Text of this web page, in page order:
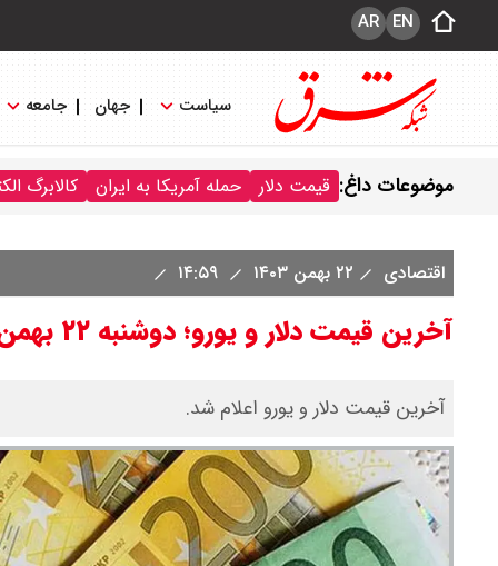
EN
AR
سیاست جهان جامعه
موضوعات داغ: قیمت دلار حمله آمریکا به ایران کالابرگ
اقتصادی ۲۲ بهمن ۱۴۰۳
آخرین قیمت دلار و یورو؛ دوشنبه ۲۲ بهمن
آخرین قیمت دلار و یورو اعلام شد.